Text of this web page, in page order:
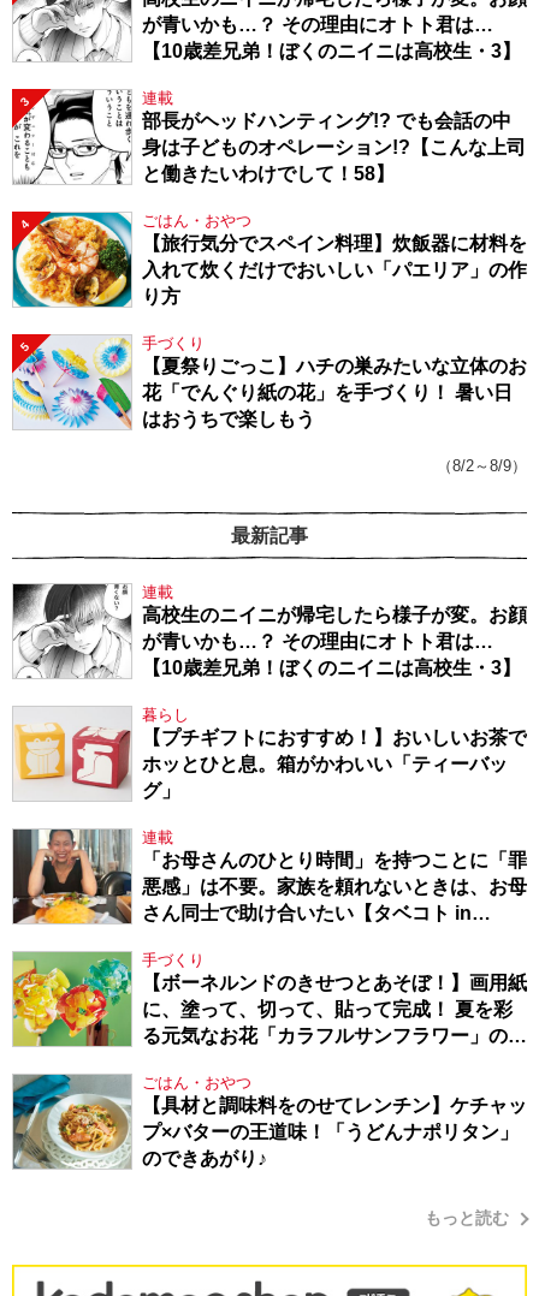
が青いかも…？ その理由にオトト君は…
【10歳差兄弟！ぼくのニイニは高校生・3】
3 連載
部長がヘッドハンティング!? でも会話の中
身は子どものオペレーション!?【こんな上司
と働きたいわけでして！58】
4 ごはん・おやつ
【旅行気分でスペイン料理】炊飯器に材料を
入れて炊くだけでおいしい「パエリア」の作
り方
5 手づくり
【夏祭りごっこ】ハチの巣みたいな立体のお
花「でんぐり紙の花」を手づくり！ 暑い日
はおうちで楽しもう
（8/2～8/9）
最新記事
連載
高校生のニイニが帰宅したら様子が変。お顔
が青いかも…？ その理由にオトト君は…
【10歳差兄弟！ぼくのニイニは高校生・3】
暮らし
【プチギフトにおすすめ！】おいしいお茶で
ホッとひと息。箱がかわいい「ティーバッ
グ」
連載
「お母さんのひとり時間」を持つことに「罪
悪感」は不要。家族を頼れないときは、お母
さん同士で助け合いたい【タベコト in
手づくり
【ボーネルンドのきせつとあそぼ！】画用紙
に、塗って、切って、貼って完成！ 夏を彩
る元気なお花「カラフルサンフラワー」の作
ごはん・おやつ
【具材と調味料をのせてレンチン】ケチャッ
プ×バターの王道味！「うどんナポリタン」
のできあがり♪
もっと読む